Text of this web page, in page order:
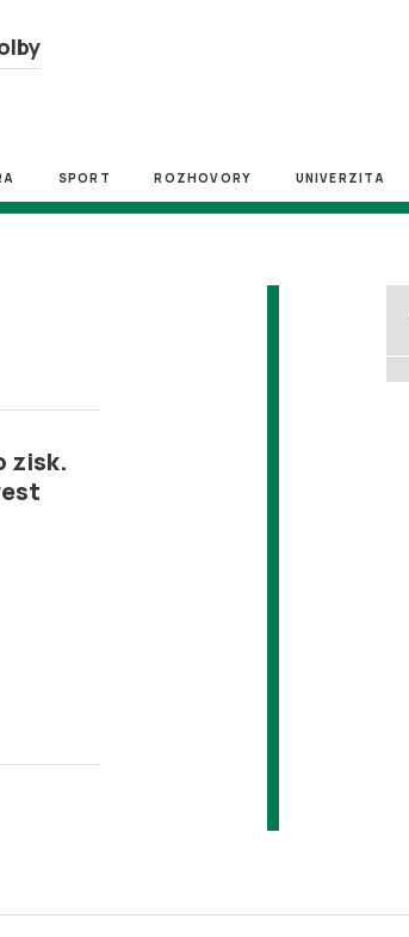
SPORT ROZHOVORY UNIVERZITA
zisk.